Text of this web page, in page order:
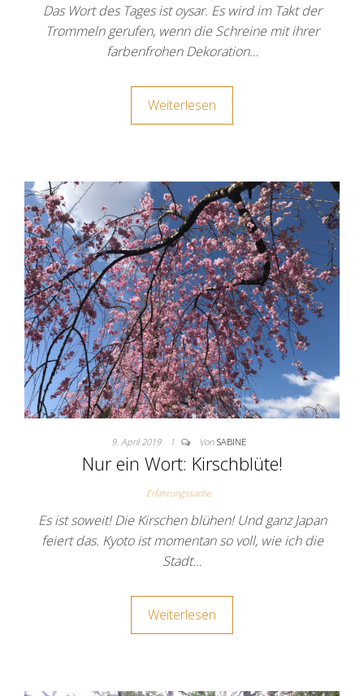
Das Wort des Tages ist oysar. Es wird im Takt der
Trommeln gerufen, wenn die Schreine mit ihrer
farbenfrohen Dekoration…
Weiterlesen
9. April 2019 1 Von SABINE
Nur ein Wort: Kirschblüte!
Erfahrungssache
Es ist soweit! Die Kirschen blühen! Und ganz Japan
feiert das. Kyoto ist momentan so voll, wie ich die
Stadt…
Weiterlesen